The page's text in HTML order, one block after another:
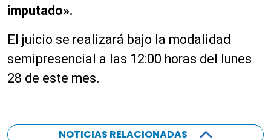
imputado».
El juicio se realizará bajo la modalidad
semipresencial a las 12:00 horas del lunes
28 de este mes.
NOTICIAS RELACIONADAS